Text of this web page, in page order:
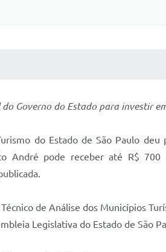
Governo do Estado para investir
do Estado de São Paulo
André pode receber até R$
de Análise dos Municípios
Legislativa do Estado de São